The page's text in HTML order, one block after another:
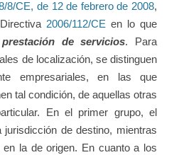
8/CE, de 12 de febrero de 2008,
2006/112/CE en lo que
de servicios. Para
de localización, se distinguen
empresariales, en las que
tal condición, de aquellas otras
En el primer grupo, el
de destino, mientras
la de origen. En cuanto a los